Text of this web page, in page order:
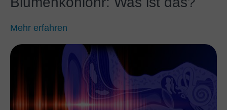
Mehr erfahren